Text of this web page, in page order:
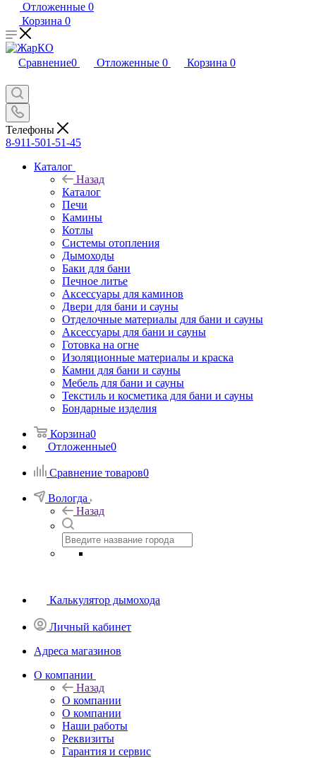
Отложенные 0
Корзина 0
Сравнение0 Отложенные 0 Корзина 0
Телефоны
8-911-501-51-45
Каталог
Назад
Каталог
Печи
Камины
Котлы
Системы отопления
Дымоходы
Баки для бани
Печное литье
Аксессуары для каминов
Двери для бани и сауны
Отделочные материалы для бани и сауны
Аксессуары для бани и сауны
Готовка на огне
Изоляционные материалы и краска
Камни для бани и сауны
Мебель для бани и сауны
Текстиль и косметика для бани и сауны
Бондарные изделия
Корзина0
Отложенные0
Сравнение товаров0
Вологда
Назад
Калькулятор дымохода
Личный кабинет
Адреса магазинов
O компании
Назад
O компании
О компании
Наши работы
Реквизиты
Гарантия и сервис